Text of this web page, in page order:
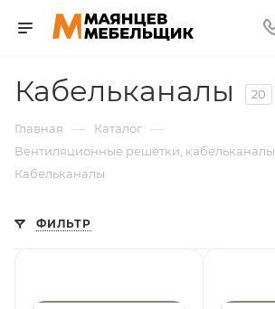
Кабельканалы 20
Главная — Каталог —
Вентиляционные решетки, кабельканалы
Кабельканалы
ФИЛЬТР